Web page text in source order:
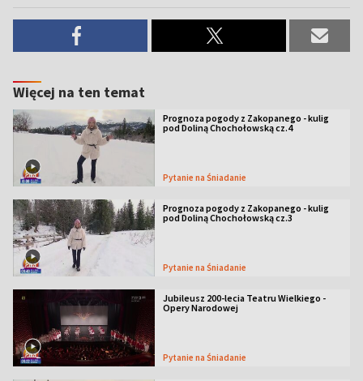
Więcej na ten temat
Prognoza pogody z Zakopanego - kulig
pod Doliną Chochołowską cz.4
Pytanie na Śniadanie
Prognoza pogody z Zakopanego - kulig
pod Doliną Chochołowską cz.3
Pytanie na Śniadanie
Jubileusz 200-lecia Teatru Wielkiego -
Opery Narodowej
Pytanie na Śniadanie